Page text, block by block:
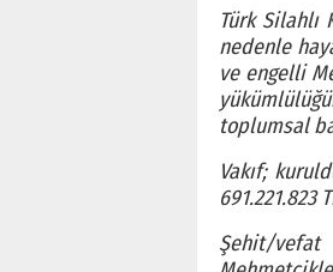
Türk
nedenle
ve engelli
toplumsal
Vakıf;
691.221.823
Şehit/vefat